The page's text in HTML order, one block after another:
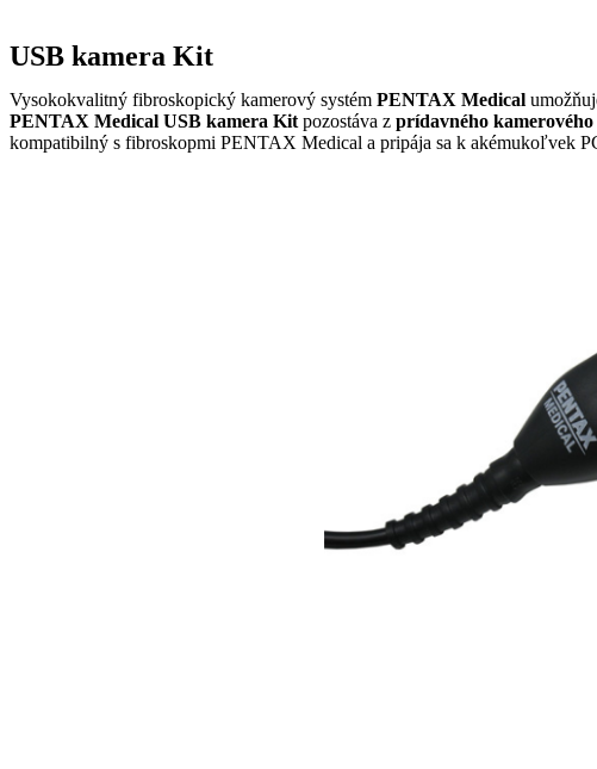
USB kamera Kit
Vysokokvalitný fibroskopický kamerový systém PENTAX Medical
PENTAX Medical USB kamera Kit pozostáva z prídavného
kompatibilný s fibroskopmi PENTAX Medical a pripája sa k akémukoľvek